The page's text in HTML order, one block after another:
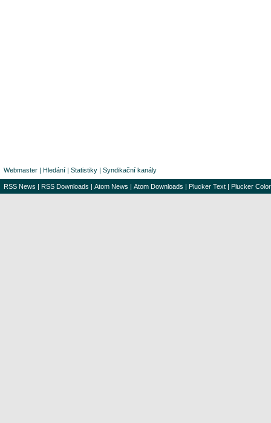
Webmaster | Hledání | Statistiky | Syndikační kanály
RSS News | RSS Downloads | Atom News | Atom Downloads | Plucker Text | Plucker Color